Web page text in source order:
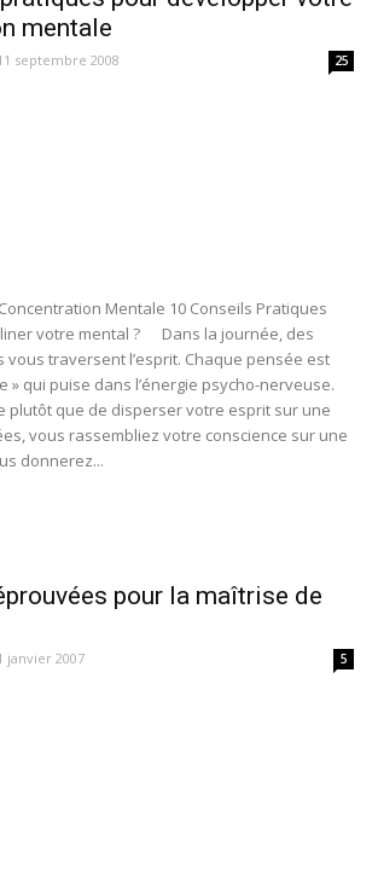
mentale
septembre 2008 25
Mentale 10 Conseils Pratiques
votre mental ? Dans la journée, des
vous traversent l’esprit. Chaque pensée est
» qui puise dans l’énergie psycho-nerveuse.
plutôt que de disperser votre esprit sur une
vous rassembliez votre conscience sur une
donnerez...
pour la maîtrise de
janvier 2007 5